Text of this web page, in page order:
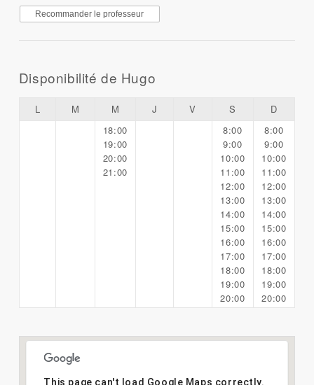
Recommander le professeur
Disponibilité de Hugo
L M M J V S
D
18:00
19:00
20:00
21:00
8:00
9:00
10:00
11:00
12:00
13:00
14:00
15:00
16:00
17:00
18:00
19:00
20:00
8:00
9:00
10:00
11:00
12:00
13:00
14:00
15:00
16:00
17:00
18:00
19:00
20:00
This page can't load Google Maps correctly.